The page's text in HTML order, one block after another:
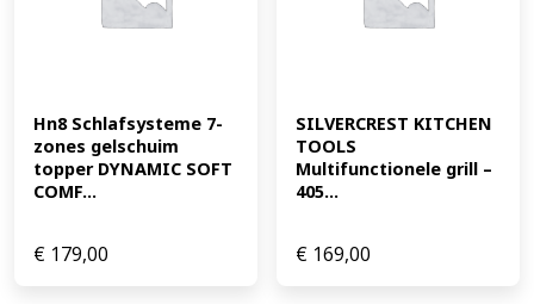
Hn8 Schlafsysteme 7-
zones gelschuim
topper DYNAMIC SOFT
COMF...
€ 179,00
SILVERCREST KITCHEN
TOOLS
Multifunctionele grill –
405...
€ 169,00